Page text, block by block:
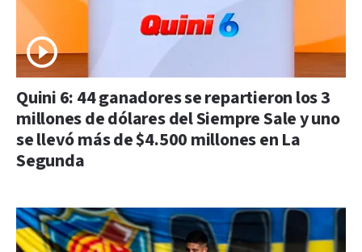
Quini 6: 44 ganadores se repartieron los 3
millones de dólares del Siempre Sale y uno
se llevó más de $4.500 millones en La
Segunda